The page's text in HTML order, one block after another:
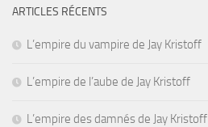
ARTICLES RÉCENTS
L’empire du vampire de Jay Kristoff
L’empire de l’aube de Jay Kristoff
L’empire des damnés de Jay Kristoff